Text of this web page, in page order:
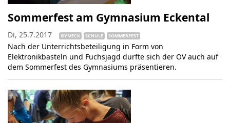
Sommerfest am Gymnasium Eckental
Di, 25.7.2017 GYMECK SCHULE SOMMERFEST
Nach der Unterrichtsbeteiligung in Form von
Elektronikbasteln und Fuchsjagd durfte sich der OV auch auf
dem Sommerfest des Gymnasiums präsentieren.